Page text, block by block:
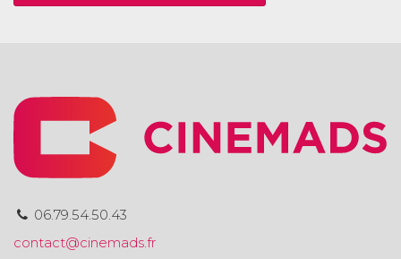
06.79.54.50.43
contact@cinemads.fr